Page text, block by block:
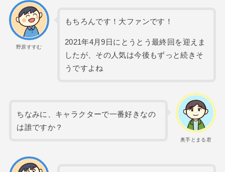
野原すすむ
もちろんです！大ファンです！
2021年4月9日にとうとう最終回を迎えま
したが、その人気は今後もずっと続きそ
うですよね
奥手とまる君
ちなみに、キャラクターで一番好きなの
は誰ですか？